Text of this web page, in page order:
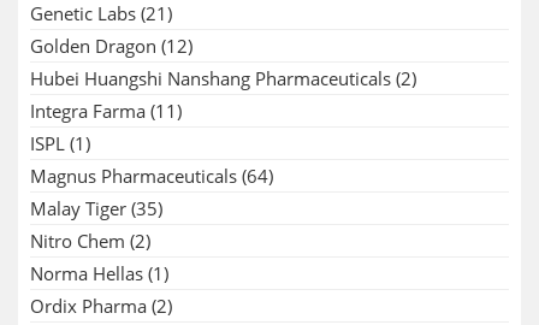
Genetic Labs (21)
Golden Dragon (12)
Hubei Huangshi Nanshang Pharmaceuticals (2)
Integra Farma (11)
ISPL (1)
Magnus Pharmaceuticals (64)
Malay Tiger (35)
Nitro Chem (2)
Norma Hellas (1)
Ordix Pharma (2)